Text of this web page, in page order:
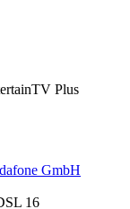
Plus
16